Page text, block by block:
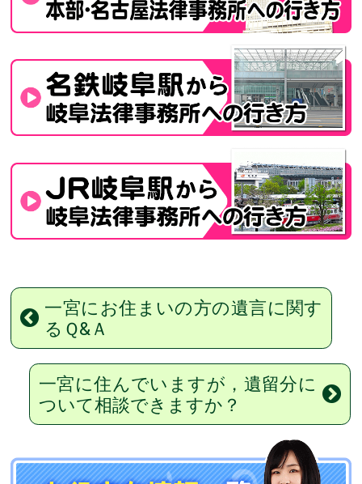
一宮にお住まいの方の遺言に関す
るＱ&Ａ
一宮に住んでいますが，遺留分に
ついて相談できますか？